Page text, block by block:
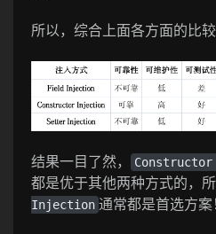
所以，综合上面各方面的比
结果一目了然，
都是优于其他两种方式的，
Injection 通常都是首选方案！